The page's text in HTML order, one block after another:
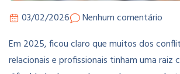
03/02/2026
Nenhum comentário
Em 2025, ficou claro que muitos dos
relacionais e profissionais tinham uma raiz